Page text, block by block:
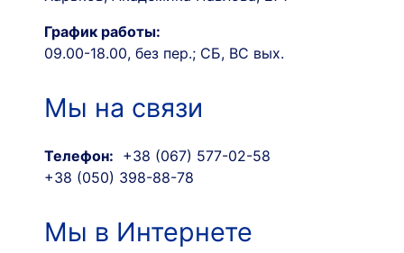
График работы:
09.00-18.00, без пер.; СБ, ВС вых.
Мы на связи
Телефон: +38 (067) 577-02-58
+38 (050) 398-88-78
Мы в Интернете